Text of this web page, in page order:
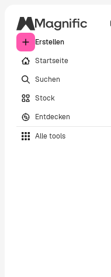
Erstellen
Startseite
Suchen
Stock
Entdecken
Alle tools